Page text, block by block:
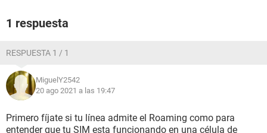
1 respuesta
RESPUESTA 1 / 1
MiguelY2542
20 ago 2021 a las 19:47
Primero fíjate si tu línea admite el Roaming como para
entender que tu SIM esta funcionando en una célula de